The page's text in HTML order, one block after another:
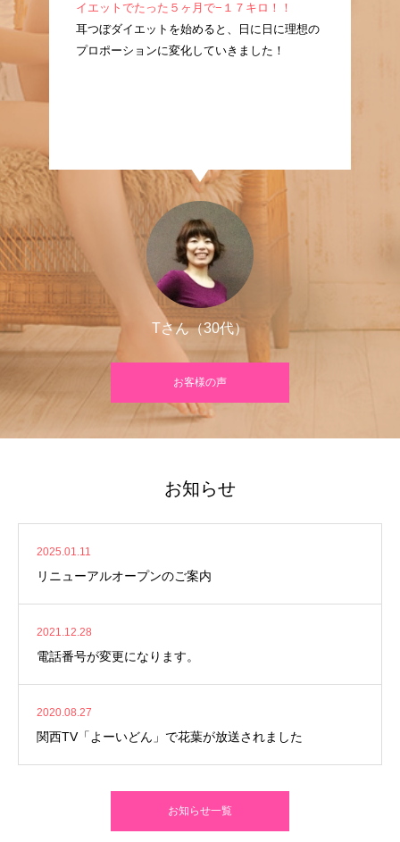
つ
痩
イエットでたった５ヶ月で−１７キロ！！
耳つぼダイエットを始めると、日に日に理想の
プロポーションに変化していきました！
Tさん（30代）
お客様の声
お知らせ
2025.01.11
リニューアルオープンのご案内
2021.12.28
電話番号が変更になります。
2020.08.27
関西TV「よーいどん」で花葉が放送されました
お知らせ一覧